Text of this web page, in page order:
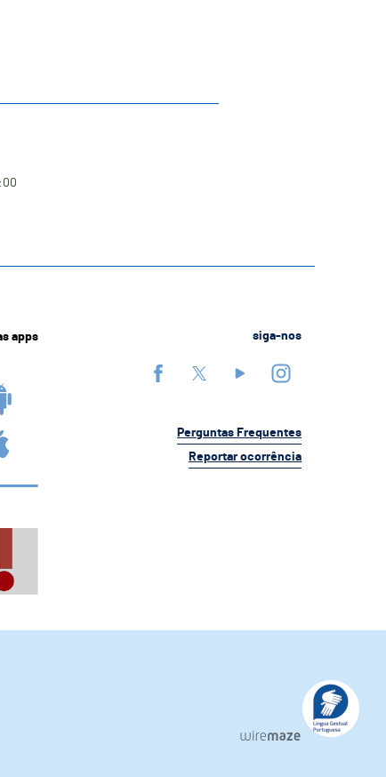
apps siga-nos
Perguntas Frequentes
Reportar ocorrência